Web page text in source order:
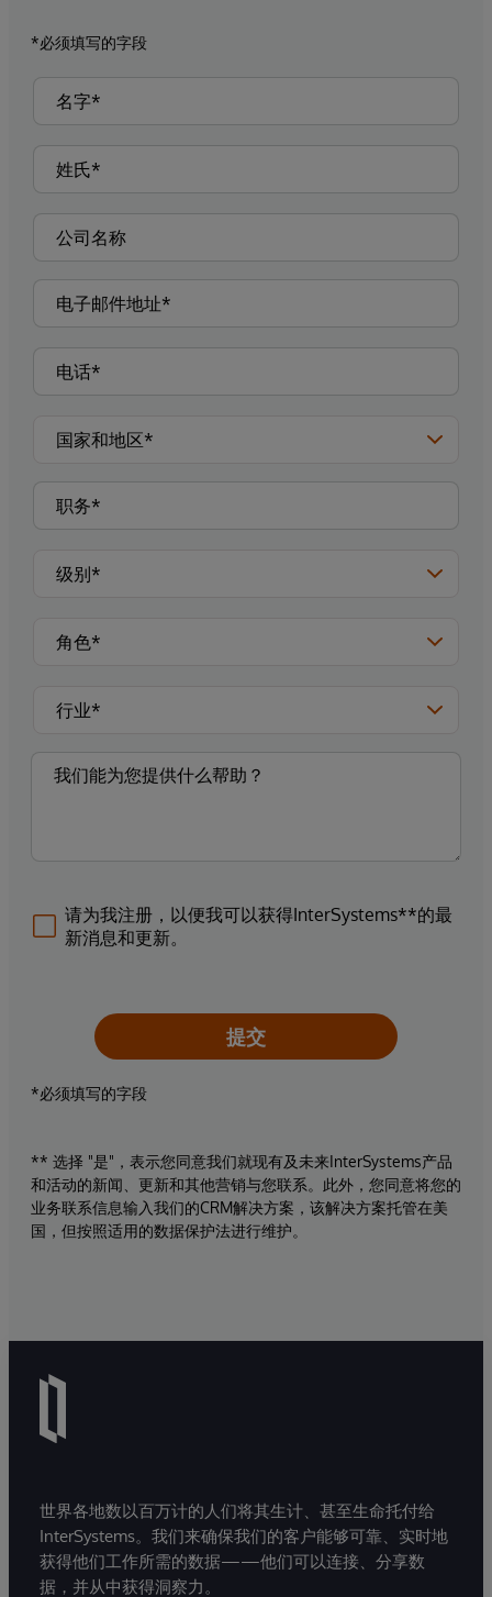
*必须填写的字段
请为我注册，以便我可以获得InterSystems**的最
新消息和更新。
提交
*必须填写的字段
** 选择 "是"，表示您同意我们就现有及未来InterSystems产品
和活动的新闻、更新和其他营销与您联系。此外，您同意将您的
业务联系信息输入我们的CRM解决方案，该解决方案托管在美
国，但按照适用的数据保护法进行维护。
世界各地数以百万计的人们将其生计、甚至生命托付给
InterSystems。我们来确保我们的客户能够可靠、实时地
获得他们工作所需的数据——他们可以连接、分享数
据，并从中获得洞察力。